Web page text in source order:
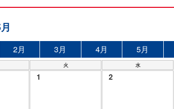
2月 3月 4月 5月
火 水
1 2